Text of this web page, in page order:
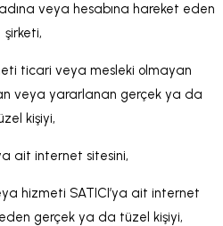
veya hesabına hareket eden
şirketi,
ticari veya mesleki olmayan
veya yararlanan gerçek ya da
kişiyi,
ait internet sitesini,
hizmeti SATICI’ya ait internet
gerçek ya da tüzel kişiyi,